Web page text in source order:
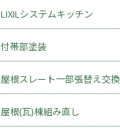
LIXILシステムキッチン
付帯部塗装
屋根スレート一部張替え交換
屋根(瓦)棟組み直し